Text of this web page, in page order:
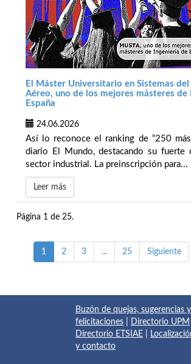
El Máster Universitario en Sistemas
Aéreo, uno de los mejores másteres de
España
24.06.2026
Así lo reconoce el ranking de “250
diario El Mundo, destacando su fuerte
sector industrial. La preinscripción para...
Leer más
Página 1 de 25.
1 2 3 ... 25 Siguiente
Buzón de quejas, sugerencias y
felicitaciones
Directorio UPM
Directorio ETSIAE
y contacto